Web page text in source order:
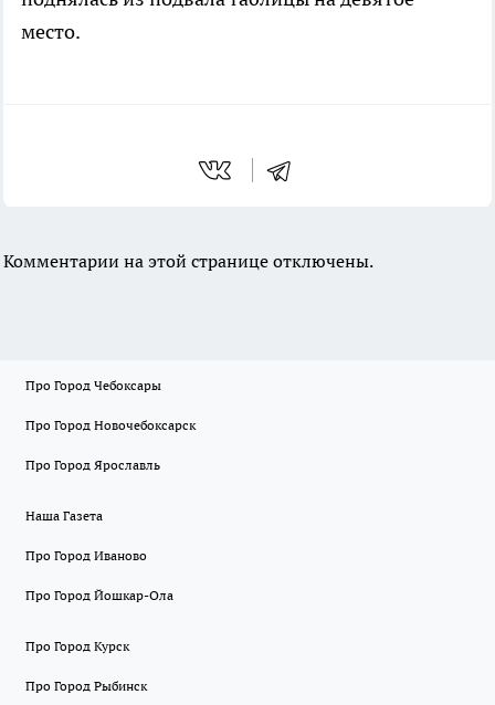
место.
Комментарии на этой странице отключены.
Про Город Чебоксары
Про Город Новочебоксарск
Про Город Ярославль
Наша Газета
Про Город Иваново
Про Город Йошкар-Ола
Про Город Курск
Про Город Рыбинск